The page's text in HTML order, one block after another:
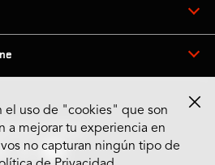
en Redes
el uso de "cookies" que son
a mejorar tu experiencia en
no capturan ningún tipo de